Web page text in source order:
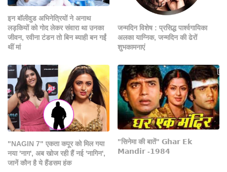
इन बॉलीवुड अभिनेत्रियों ने अनाथ
लड़कियों को गोद लेकर संवारा था उनका
जीवन, रवीना टंडन तो बिन ब्याही बन गईं
थीं मां
जन्मदिन विशेष : प्रसिद्ध पार्श्वगायिका
अलका याग्निक, जन्मदिन की ढेरों
शुभकामनाएं
"NAGIN 7" एकता कपूर को मिल गया
नया 'नाग', अब खोज रही हैं नई 'नागिन',
जानें कौन है ये हैंडसम हंक
"सिनेमा की बातें" 𝗚𝗵𝗮𝗿 𝗘𝗸
𝗠𝗮𝗻𝗱𝗶𝗿 -𝟭𝟵𝟴𝟰